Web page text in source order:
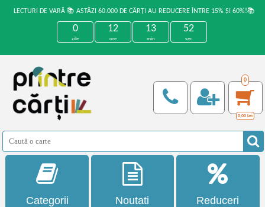
LECTURI DE VARĂ 📚 ASTĂZI 60.000 DE CĂRȚI AU REDUCERE ÎNTRE 15% ȘI 60%!📚
0
zile
12
ore
13
min
52
sec
0
0,00 Lei
Categorii Noutati Reduceri